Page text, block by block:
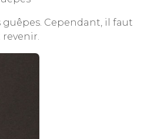
Cependant, il faut